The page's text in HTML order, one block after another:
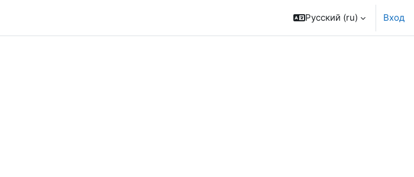
Русский ‎(ru)‎ Вход